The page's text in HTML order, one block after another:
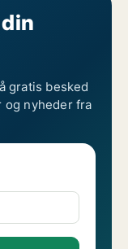
gratis besked
og nyheder fra